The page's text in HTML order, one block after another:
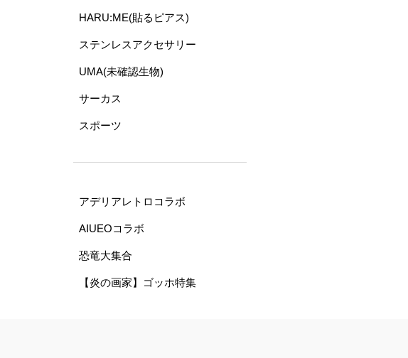
HARU:ME(貼るピアス)
ステンレスアクセサリー
UMA(未確認生物)
サーカス
スポーツ
アデリアレトロコラボ
AIUEOコラボ
恐竜大集合
【炎の画家】ゴッホ特集